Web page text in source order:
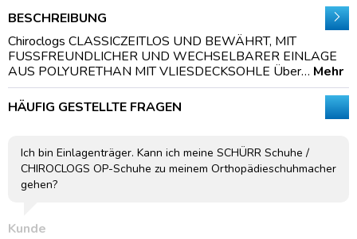
BESCHREIBUNG
Chiroclogs CLASSICZEITLOS UND BEWÄHRT, MIT
FUSSFREUNDLICHER UND WECHSELBARER EINLAGE
AUS POLYURETHAN MIT VLIESDECKSOHLE Über… Mehr
HÄUFIG GESTELLTE FRAGEN
Ich bin Einlagenträger. Kann ich meine SCHÜRR Schuhe /
CHIROCLOGS OP-Schuhe zu meinem Orthopädieschuhmacher
gehen?
Kunde